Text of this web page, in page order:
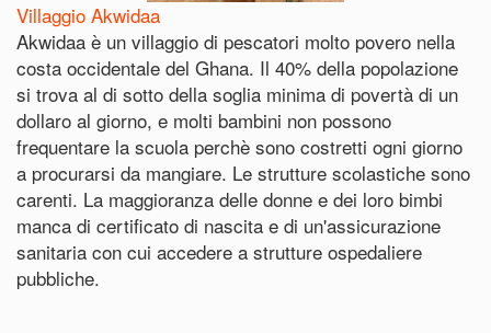
Villaggio Akwidaa
Akwidaa è un villaggio di pescatori molto povero nella
costa occidentale del Ghana. Il 40% della popolazione
si trova al di sotto della soglia minima di povertà di un
dollaro al giorno, e molti bambini non possono
frequentare la scuola perchè sono costretti ogni giorno
a procurarsi da mangiare. Le strutture scolastiche sono
carenti. La maggioranza delle donne e dei loro bimbi
manca di certificato di nascita e di un'assicurazione
sanitaria con cui accedere a strutture ospedaliere
pubbliche.